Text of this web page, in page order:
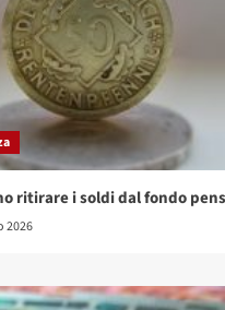
ritirare i soldi dal fondo
2026